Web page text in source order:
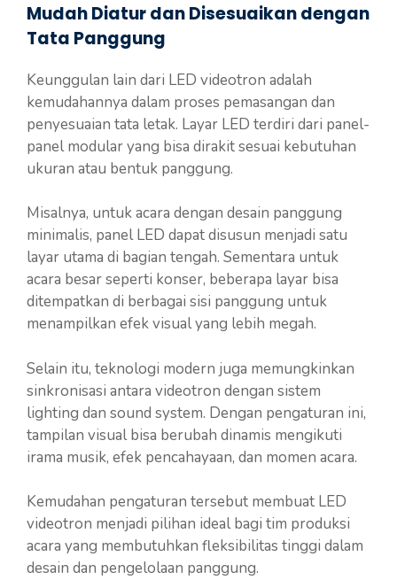
Mudah Diatur dan Disesuaikan dengan
Tata Panggung
Keunggulan lain dari LED videotron adalah
kemudahannya dalam proses pemasangan dan
penyesuaian tata letak. Layar LED terdiri dari panel-
panel modular yang bisa dirakit sesuai kebutuhan
ukuran atau bentuk panggung.
Misalnya, untuk acara dengan desain panggung
minimalis, panel LED dapat disusun menjadi satu
layar utama di bagian tengah. Sementara untuk
acara besar seperti konser, beberapa layar bisa
ditempatkan di berbagai sisi panggung untuk
menampilkan efek visual yang lebih megah.
Selain itu, teknologi modern juga memungkinkan
sinkronisasi antara videotron dengan sistem
lighting dan sound system. Dengan pengaturan ini,
tampilan visual bisa berubah dinamis mengikuti
irama musik, efek pencahayaan, dan momen acara.
Kemudahan pengaturan tersebut membuat LED
videotron menjadi pilihan ideal bagi tim produksi
acara yang membutuhkan fleksibilitas tinggi dalam
desain dan pengelolaan panggung.